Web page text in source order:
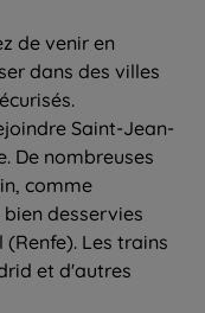
de venir en
dans des villes
Saint-Jean-
De nombreuses
comme
desservies
Les trains
et d'autres